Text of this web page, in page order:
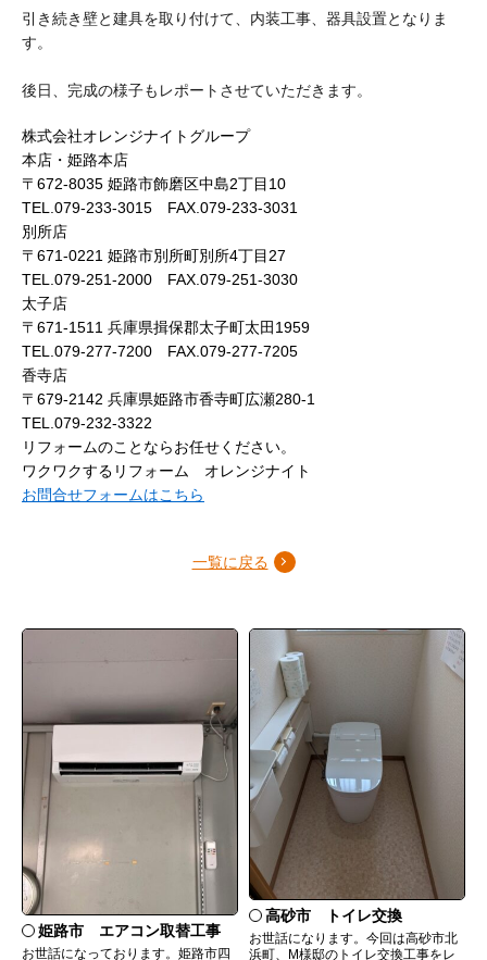
引き続き壁と建具を取り付けて、内装工事、器具設置となりま
す。
後日、完成の様子もレポートさせていただきます。
株式会社オレンジナイトグループ
本店・姫路本店
〒672-8035 姫路市飾磨区中島2丁目10
TEL.079-233-3015 FAX.079-233-3031
別所店
〒671-0221 姫路市別所町別所4丁目27
TEL.079-251-2000 FAX.079-251-3030
太子店
〒671-1511 兵庫県揖保郡太子町太田1959
TEL.079-277-7200 FAX.079-277-7205
香寺店
〒679-2142 兵庫県姫路市香寺町広瀬280-1
TEL.079-232-3322
リフォームのことならお任せください。
ワクワクするリフォーム オレンジナイト
お問合せフォームはこちら
一覧に戻る
姫路市 エアコン取替工事
お世話になっております。姫路市四
高砂市 トイレ交換
お世話になります。今回は高砂市北
浜町、M様邸のトイレ交換工事をレ